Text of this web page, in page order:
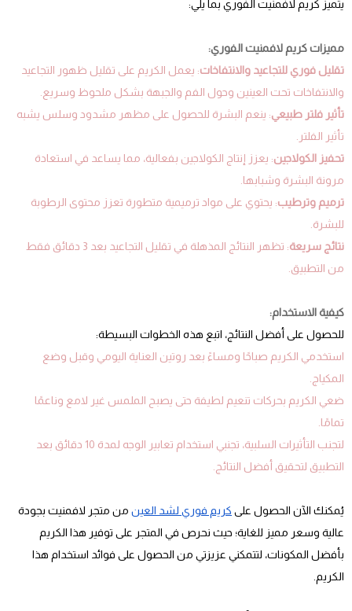
يتميز كريم لافمنيت الفوري بما يلي:
مميزات كريم لافمنيت الفوري:
تقليل فوري للتجاعيد والانتفاخات: يعمل الكريم على تقليل ظهور التجاعيد
والانتفاخات تحت العينين وحول الفم والجبهة بشكل ملحوظ وسريع.
تأثير فلتر طبيعي: ينعم البشرة للحصول على مظهر مشدود وسلس يشبه
تأثير الفلتر.
تحفيز الكولاجين: يعزز إنتاج الكولاجين بفعالية، مما يساعد في استعادة
مرونة البشرة وشبابها.
ترميم وترطيب: يحتوي على مواد ترميمية متطورة تعزز محتوى الرطوبة
للبشرة.
نتائج سريعة
: تظهر النتائج المذهلة في تقليل التجاعيد بعد 3 دقائق فقط
من التطبيق.
كيفية الاستخدام:
للحصول على أفضل النتائج، اتبع هذه الخطوات البسيطة:
استخدمي الكريم صباحًا ومساءً بعد روتين العناية اليومي وقبل وضع
المكياج.
ضعي الكريم بحركات تنعيم لطيفة حتى يصبح الملمس غير لامع وناعمًا
تمامًا.
لتجنب التأثيرات السلبية، تجنبي استخدام تعابير الوجه لمدة 10 دقائق بعد
التطبيق لتحقيق أفضل النتائج.
يُمكنك الآن الحصول على كريم فوري لشد العين من متجر لافمنيت بجودة
عالية وسعر مميز للغاية؛ حيث نحرص في المتجر على توفير هذا الكريم
بأفضل المكونات، لتتمكني عزيزتي من الحصول على فوائد استخدام هذا
الكريم.